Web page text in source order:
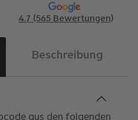
4.7 (565 Bewertungen)
Beschreibung
aus den folgenden